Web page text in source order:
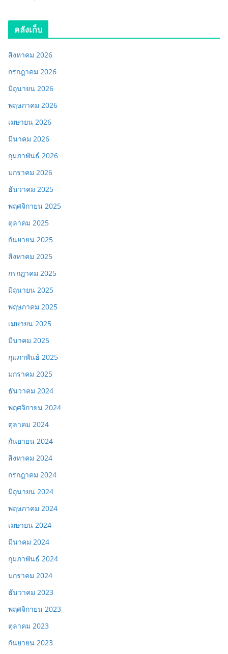
คลังเก็บ
สิงหาคม 2026
กรกฎาคม 2026
มิถุนายน 2026
พฤษภาคม 2026
เมษายน 2026
มีนาคม 2026
กุมภาพันธ์ 2026
มกราคม 2026
ธันวาคม 2025
พฤศจิกายน 2025
ตุลาคม 2025
กันยายน 2025
สิงหาคม 2025
กรกฎาคม 2025
มิถุนายน 2025
พฤษภาคม 2025
เมษายน 2025
มีนาคม 2025
กุมภาพันธ์ 2025
มกราคม 2025
ธันวาคม 2024
พฤศจิกายน 2024
ตุลาคม 2024
กันยายน 2024
สิงหาคม 2024
กรกฎาคม 2024
มิถุนายน 2024
พฤษภาคม 2024
เมษายน 2024
มีนาคม 2024
กุมภาพันธ์ 2024
มกราคม 2024
ธันวาคม 2023
พฤศจิกายน 2023
ตุลาคม 2023
กันยายน 2023